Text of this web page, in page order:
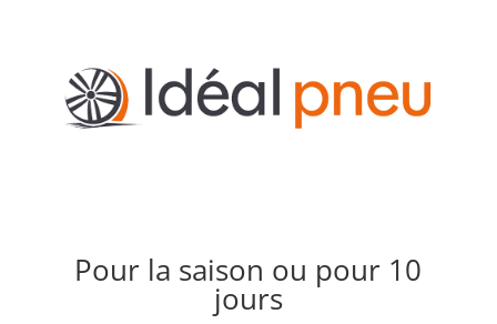
Pour la saison ou pour 10
jours